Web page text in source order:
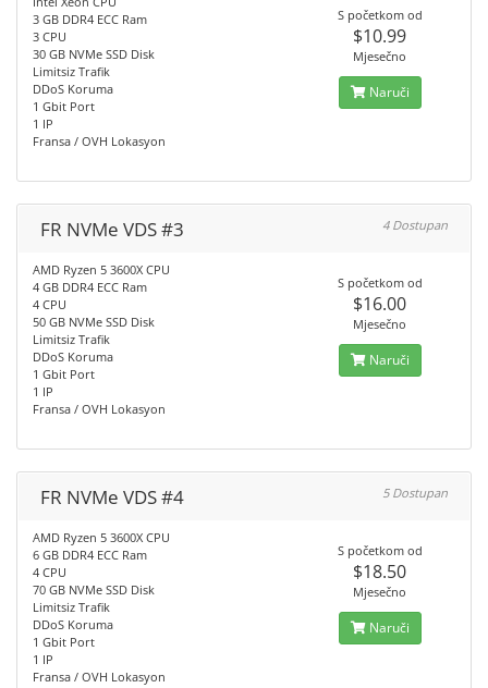
3 GB DDR4 ECC Ram
3 CPU
30 GB NVMe SSD Disk
Limitsiz Trafik
DDoS Koruma
1 Gbit Port
1 IP
Fransa / OVH Lokasyon
S početkom od
$10.99
Mjesečno
Naruči
FR NVMe VDS #3 4 Dostupan
AMD Ryzen 5 3600X CPU
4 GB DDR4 ECC Ram
4 CPU
50 GB NVMe SSD Disk
Limitsiz Trafik
DDoS Koruma
1 Gbit Port
1 IP
Fransa / OVH Lokasyon
S početkom od
$16.00
Mjesečno
Naruči
FR NVMe VDS #4 5 Dostupan
AMD Ryzen 5 3600X CPU
6 GB DDR4 ECC Ram
4 CPU
70 GB NVMe SSD Disk
Limitsiz Trafik
DDoS Koruma
1 Gbit Port
1 IP
Fransa / OVH Lokasyon
S početkom od
$18.50
Mjesečno
Naruči